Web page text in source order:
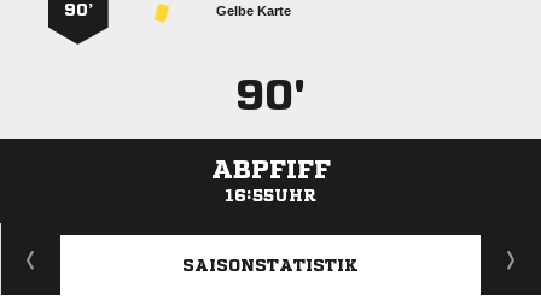
Gelbe Karte
90’
90'
ABPFIFF
16:55UHR
ANZEIGE
SAISONSTATISTIK